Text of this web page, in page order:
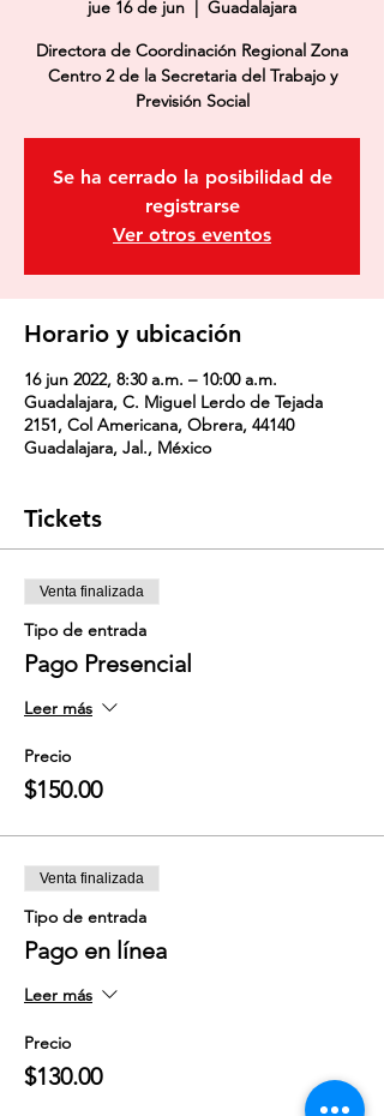
jue 16 de jun
  |
Guadalajara
Directora de Coordinación Regional Zona
Centro 2 de la Secretaria del Trabajo y
Previsión Social
Se ha cerrado la posibilidad de
registrarse
Ver otros eventos
Horario y ubicación
16 jun 2022, 8:30 a.m. – 10:00 a.m.
Guadalajara, C. Miguel Lerdo de Tejada
2151, Col Americana, Obrera, 44140
Guadalajara, Jal., México
Tickets
Venta finalizada
Tipo de entrada
Pago Presencial
Leer más
Precio
$150.00
Venta finalizada
Tipo de entrada
Pago en línea
Leer más
Precio
$130.00